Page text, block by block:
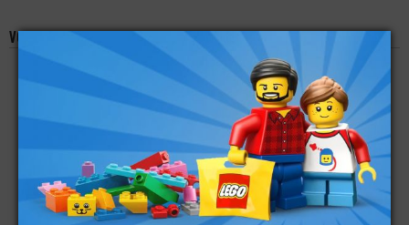
Vous aimerez aussi les produits suivants
LEGO® BRIQUE 4X2
0,99€
LEGO® TECHNIC
BRIQUE 1X1 POUR
AXE
0,20€
LEGO® BRIQUE 2X6
0,39€